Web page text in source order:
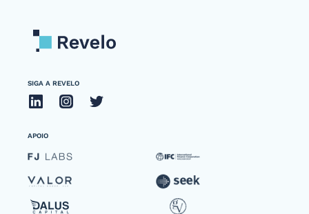
APOIO
SIGA A REVELO